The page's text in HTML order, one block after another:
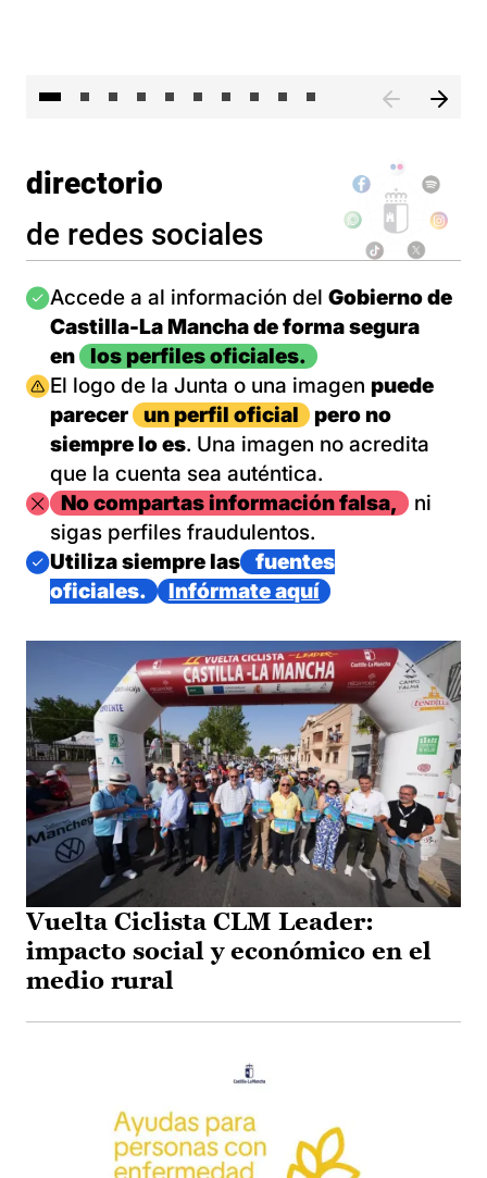
directorio
de redes sociales
Imagen
Accede a al información del Gobierno de
Castilla-La Mancha de forma segura
en
los perfiles oficiales.
Imagen
El logo de la Junta o una imagen puede
parecer
un perfil oficial
pero no
siempre lo es. Una imagen no acredita
que la cuenta sea auténtica.
ImagenNo compartas información falsa,
ni
sigas perfiles fraudulentos.
Imagen
Utiliza siempre las
fuentes
oficiales.
Infórmate aquí
Vuelta Ciclista CLM Leader:
impacto social y económico en el
medio rural